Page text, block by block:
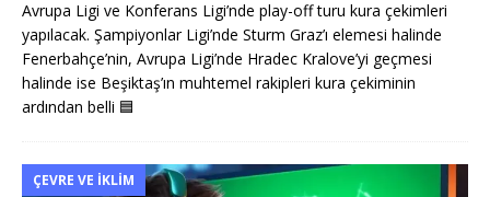
Avrupa Ligi ve Konferans Ligi’nde play-off turu kura çekimleri
yapılacak. Şampiyonlar Ligi’nde Sturm Graz’ı elemesi halinde
Fenerbahçe’nin, Avrupa Ligi’nde Hradec Kralove’yi geçmesi
halinde ise Beşiktaş’ın muhtemel rakipleri kura çekiminin
ardından belli 🟦
ÇEVRE VE İKLIM